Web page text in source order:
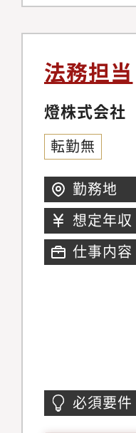
法務担当
燈株式会社
転勤無
勤務地
想定年収
仕事内容
必須要件